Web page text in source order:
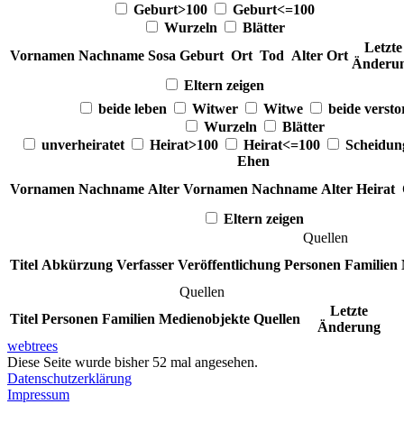
Geburt>100
Geburt<=100
Wurzeln
Blätter
Vornamen Nachname Sosa Geburt Ort Tod Alter Ort
Letzte
Eltern zeigen
beide leben
Witwer Witwe
beide
Wurzeln
Blätter
unverheiratet
Heirat>100 Heirat<=100
Ehen
Vornamen Nachname Alter Vornamen Nachname Alter Heirat
Eltern zeigen
Quellen
Titel Abkürzung Verfasser Veröffentlichung Personen Familien
Quellen
Titel Personen Familien Medienobjekte Quellen
Letzte
Änderung
webtrees
Diese Seite wurde bisher 52 mal angesehen.
Datenschutzerklärung
Impressum